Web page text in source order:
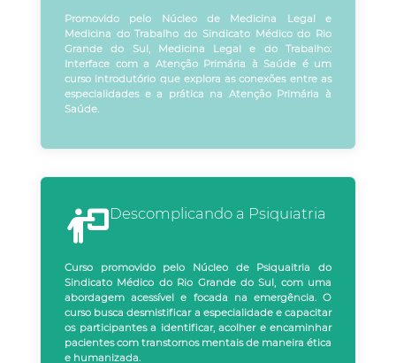
Promovido pelo Núcleo de Medicina Legal e
Medicina do Trabalho do Sindicato Médico do Rio
Grande do Sul, Medicina Legal e do Trabalho:
Interface com a Atenção Primária à Saúde é um
curso introdutório que explora as conexões entre as
especialidades e a prática na Atenção Primária à
Saúde.
Descomplicando a Psiquiatria
Curso promovido pelo Núcleo de Psiquaitria do
Sindicato Médico do Rio Grande do Sul, com uma
abordagem acessível e focada na emergência. O
curso busca desmistificar a especialidade e capacitar
os participantes a identificar, acolher e encaminhar
pacientes com transtornos mentais de maneira ética
e humanizada.